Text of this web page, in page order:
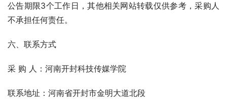
公告期限3个工作日，其他相关网站转载仅供参考，采购人
不承担任何责任。
六、联系方式
采 购 人：河南开封科技传媒学院
联系地址：河南省开封市金明大道北段